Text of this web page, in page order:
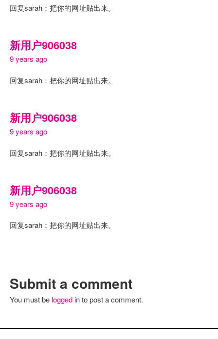
回复sarah：把你的网址贴出来。
新用户906038
9 years ago
回复sarah：把你的网址贴出来。
新用户906038
9 years ago
回复sarah：把你的网址贴出来。
新用户906038
9 years ago
回复sarah：把你的网址贴出来。
Submit a comment
You must be logged into post a comment.